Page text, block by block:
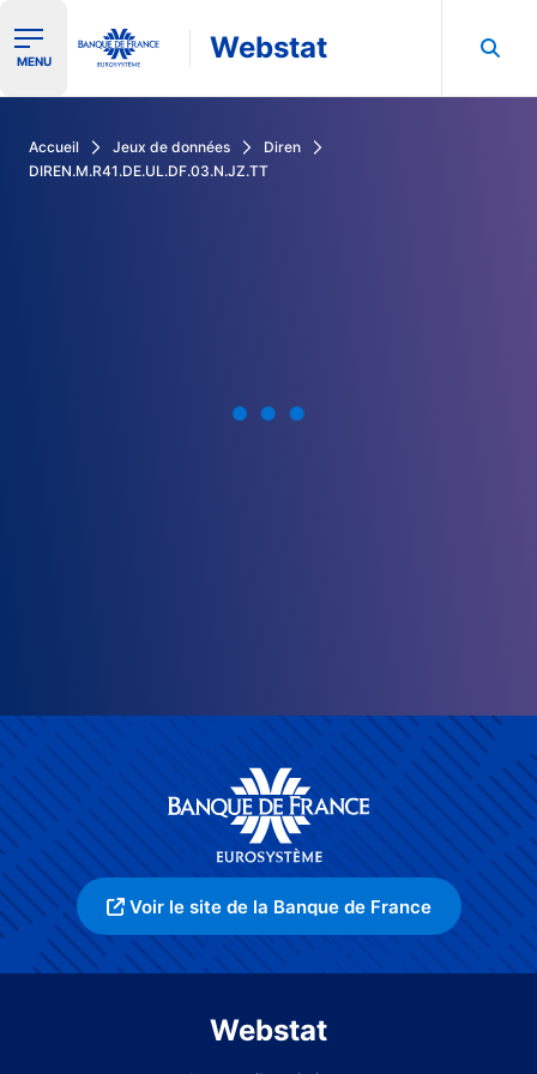
Ouvrir le menu de navigation
MENU Webstat
Accueil Jeux de données
Diren
DIREN.M.R41.DE.UL.DF.03.N.JZ.TT
Voir le site de la Banque de France
Webstat